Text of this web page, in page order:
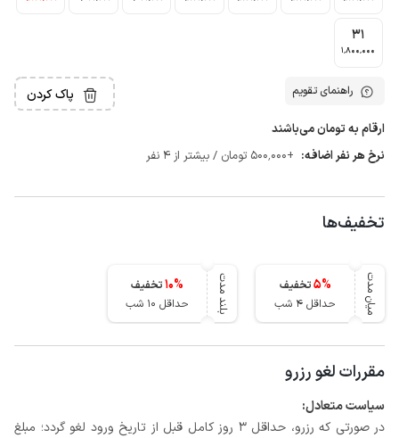
31
1٬800٬000
راهنمای تقویم پاک کردن
ارقام به تومان می‌باشند
نرخ هر نفر اضافه: +500٬000 تومان / بیشتر از 4 نفر
تخفیف‌ها
میان مدت 5%
تخفیف
حداقل 4 شب
بلند مدت 10%
تخفیف
حداقل 10 شب
مقررات لغو رزرو
سیاست متعادل:
در صورتی که رزرو، حداقل 3 روز کامل قبل از تاریخ ورود لغو گردد؛ مبلغ